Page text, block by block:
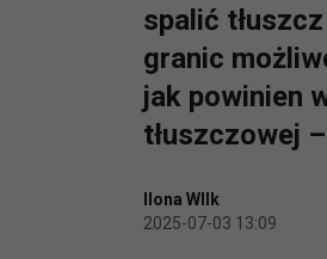
spalić
granic
jak powinien
tłuszczowej
Ilona WIlk
2025-07-03 13:09